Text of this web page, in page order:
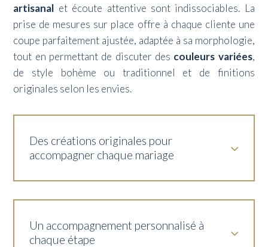
artisanal et écoute attentive sont indissociables. La
prise de mesures sur place offre à chaque cliente une
coupe parfaitement ajustée, adaptée à sa morphologie,
tout en permettant de discuter des couleurs variées,
de style bohème ou traditionnel et de finitions
originales selon les envies.
Des créations originales pour
accompagner chaque mariage
Un accompagnement personnalisé à
chaque étape